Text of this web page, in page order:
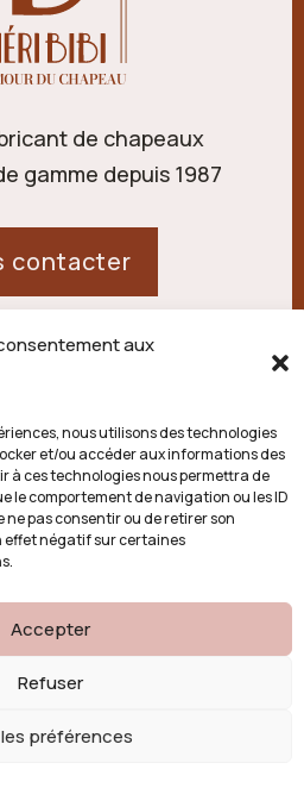
aux
nous utilisons des technologies
et/ou accéder aux informations des
à ces technologies nous permettra de
le comportement de navigation ou les ID
ne pas consentir ou de retirer son
effet négatif sur certaines
Accepter
Refuser
les préférences
de chapeaux
gamme depuis 1987
contacter
de Palisse,
confidentialité
générales